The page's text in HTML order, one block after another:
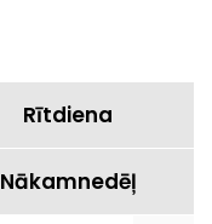
Rītdiena
Nākamnedēļ